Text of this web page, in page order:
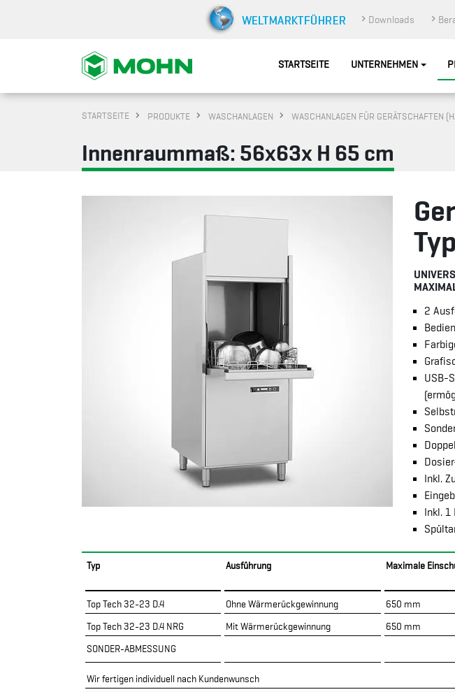
Downloads
STARTSEITE UNTERNEHMEN
STARTSEITE PRODUKTE WASCHANLAGEN WASCHANLAGEN FÜR GERÄTSCHAFTEN
Innenraummaß: 56x63x H 65 cm
2
USB-
Inkl.
Inkl. 1
Typ Ausführung Maximale
Top Tech 32-23 D.4 Ohne Wärmerückgewinnung 650 mm
Top Tech 32-23 D.4 NRG
Mit Wärmerückgewinnung 650 mm
SONDER-ABMESSUNG
Wir fertigen individuell nach Kundenwunsch